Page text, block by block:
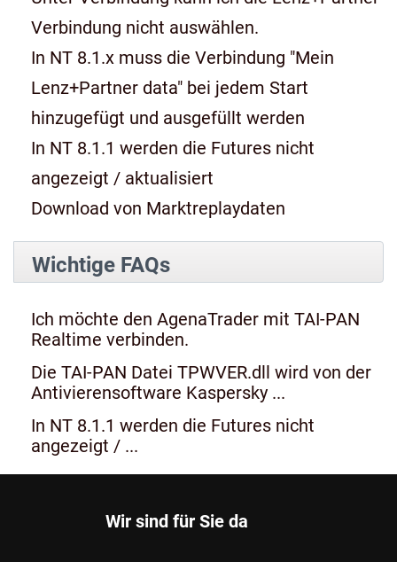
Verbindung nicht auswählen.
In NT 8.1.x muss die Verbindung "Mein
Lenz+Partner data" bei jedem Start
hinzugefügt und ausgefüllt werden
In NT 8.1.1 werden die Futures nicht
angezeigt / aktualisiert
Download von Marktreplaydaten
Wichtige FAQs
Ich möchte den AgenaTrader mit TAI-PAN
Realtime verbinden.
Die TAI-PAN Datei TPWVER.dll wird von der
Antivierensoftware Kaspersky ...
In NT 8.1.1 werden die Futures nicht
angezeigt / ...
Wir sind für Sie da